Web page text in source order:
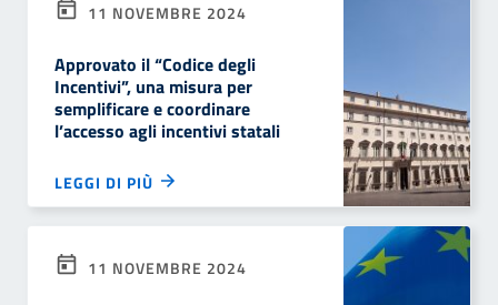
11 NOVEMBRE 2024
Approvato il “Codice degli
Incentivi”, una misura per
semplificare e coordinare
l’accesso agli incentivi statali
LEGGI DI PIÙ
11 NOVEMBRE 2024